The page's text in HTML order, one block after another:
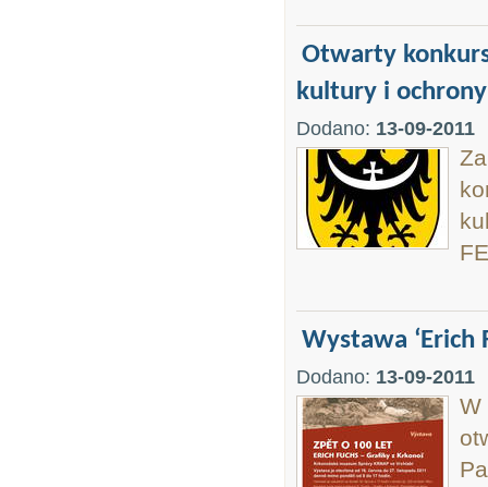
Otwarty
kultury i
Dodano: 13-09-2011
Wystawa ‘Erich
Dodano: 13-09-2011
W